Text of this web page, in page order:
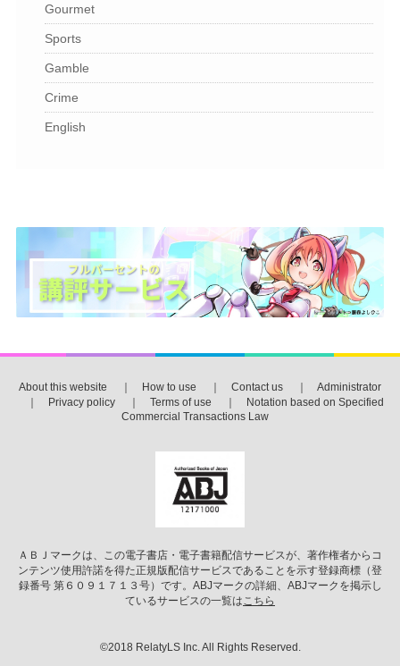
Gourmet
Sports
Gamble
Crime
English
About this website How to use Contact us
Administrator
Privacy policy Terms of use
Notation based on Specified
Commercial Transactions Law
ＡＢＪマークは、この電子書店・電子書籍配信サービスが、著作権者からコ
ンテンツ使用許諾を得た正規版配信サービスであることを示す登録商標（登
録番号 第６０９１７１３号）です。ABJマークの詳細、ABJマークを掲示し
ているサービスの一覧はこちら
©2018 RelatyLS Inc. All Rights Reserved.